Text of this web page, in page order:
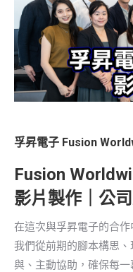
孚昇電子 Fusion
Fusion
影片製作｜公
在這次與孚昇電子的合
我們從前期的腳本構思
與、主動協助，確保每